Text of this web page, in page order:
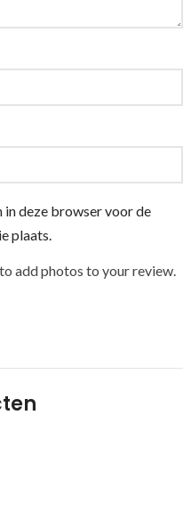
in deze browser voor de
plaats.
add photos to your review.